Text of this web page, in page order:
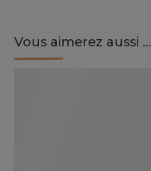
Vous aimerez aussi ...